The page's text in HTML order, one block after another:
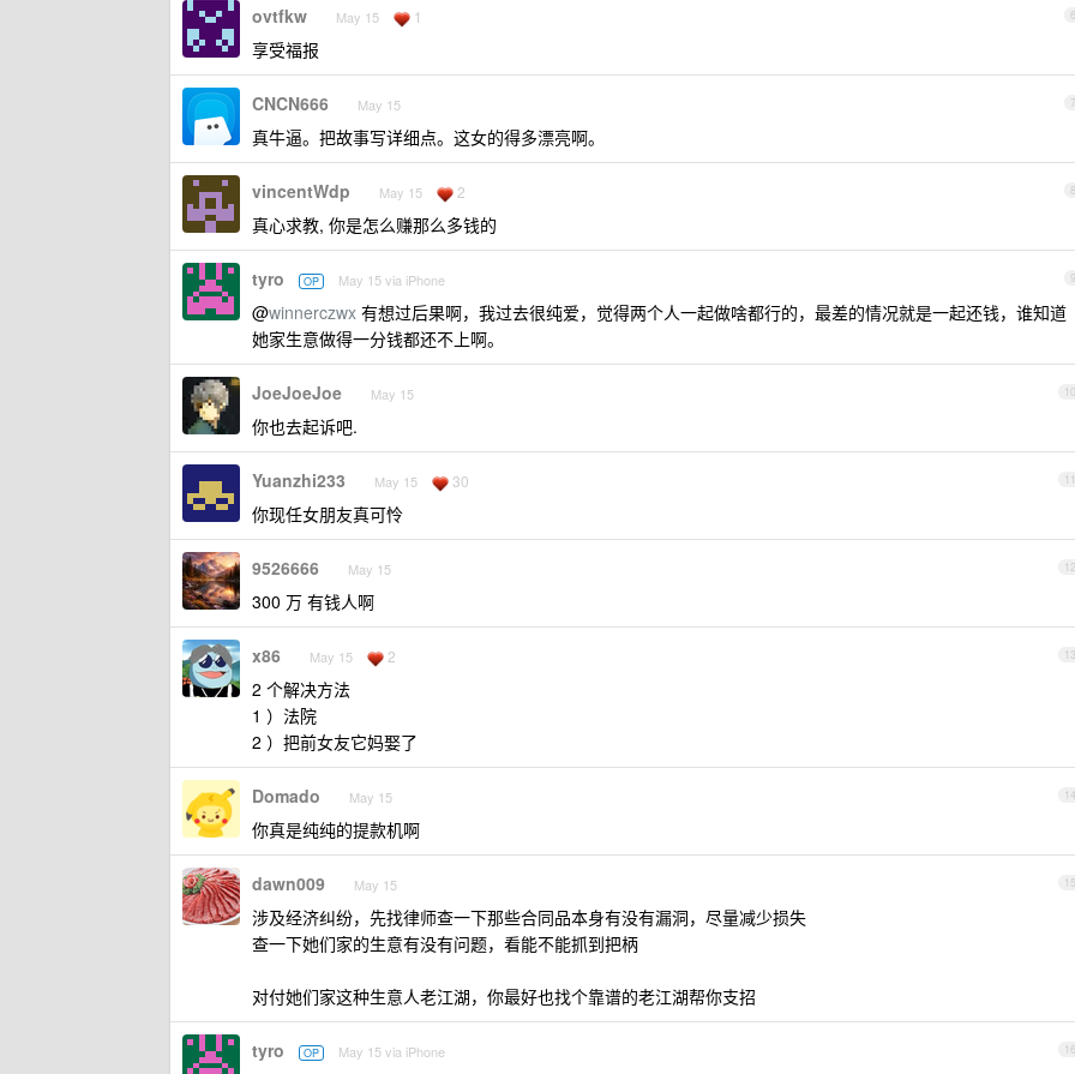
6
ovtfkw May 15 1
享受福报
7
CNCN666 May 15
真牛逼。把故事写详细点。这女的得多漂亮啊。
8
vincentWdp May 15 2
真心求教, 你是怎么赚那么多钱的
9
tyro OP May 15 via iPhone
@winnerczwx 有想过后果啊，我过去很纯爱，觉得两个人一起做啥都行的，最差的情况就是一起还钱，谁知道
她家生意做得一分钱都还不上啊。
10
JoeJoeJoe May 15
你也去起诉吧.
11
Yuanzhi233 May 15 30
你现任女朋友真可怜
12
9526666 May 15
300 万 有钱人啊
13
x86 May 15 2
2 个解决方法
1 ）法院
2 ）把前女友它妈娶了
14
Domado May 15
你真是纯纯的提款机啊
15
dawn009 May 15
涉及经济纠纷，先找律师查一下那些合同品本身有没有漏洞，尽量减少损失
查一下她们家的生意有没有问题，看能不能抓到把柄
对付她们家这种生意人老江湖，你最好也找个靠谱的老江湖帮你支招
16
tyro OP May 15 via iPhone